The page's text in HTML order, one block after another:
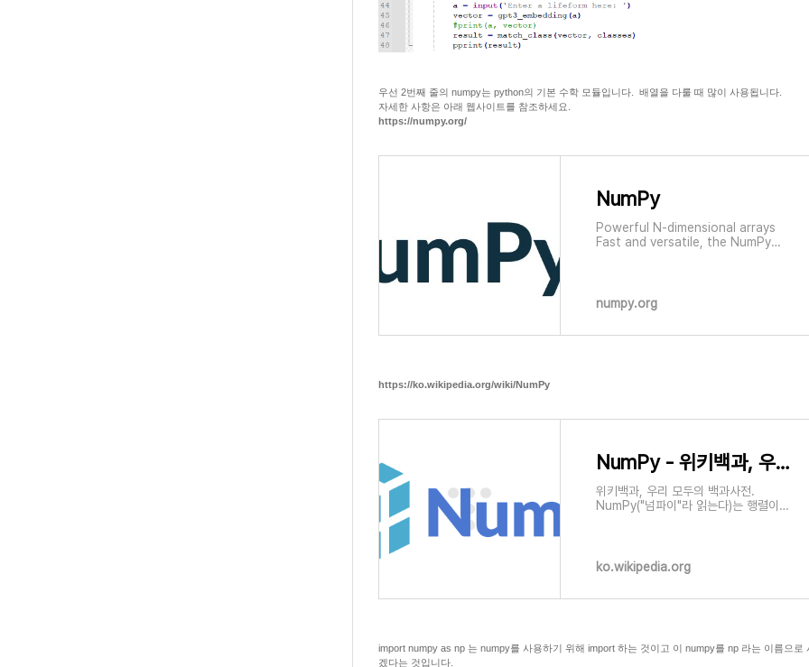
우선 2번째 줄의 numpy는 python의 기본 수학 모듈입니다. 배열을 다룰 때 많이 사용됩니다.
자세한 사항은 아래 웹사이트를 참조하세요.
https://numpy.org/
NumPy
Powerful N-dimensional arrays
Fast and versatile, the NumPy
computing today. Numerical
computing tools NumPy offers
numpy.org
https://ko.wikipedia.org/wiki/NumPy
NumPy - 위키백과, 우리 모두의 백과사전
위키백과, 우리 모두의 백과사전.
NumPy("넘파이"라 읽는다)는 행렬이나
에도
ko.wikipedia.org
import numpy as np 는 numpy를 사용하기 위해 import 하는 것이고 이 numpy를 np 라는 이름으로
겠다는 것입니다.